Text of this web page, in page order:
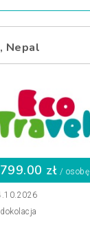
Nepal
zł / osobę